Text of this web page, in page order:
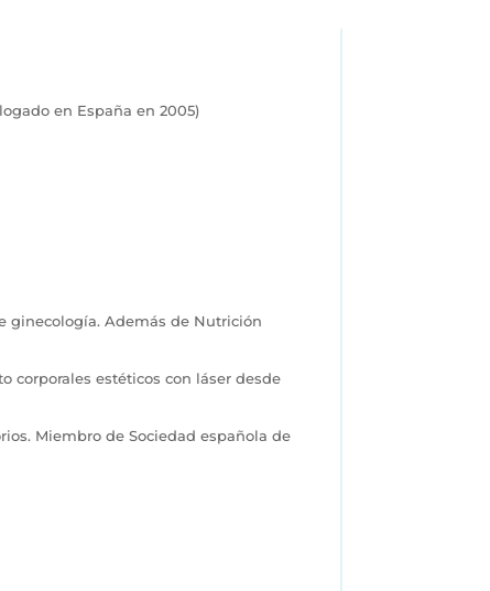
en España en 2005)
ginecología. Además de Nutrición
corporales estéticos con láser desde
Miembro de Sociedad española de